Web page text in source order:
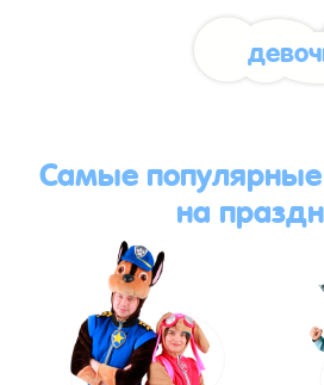
Самые
на